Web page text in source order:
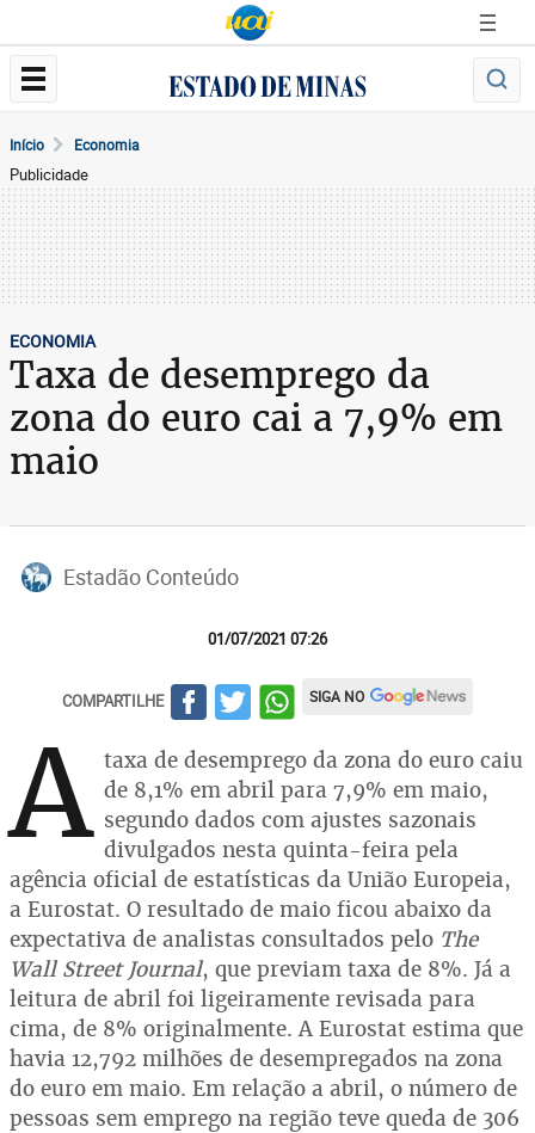
Início Economia
Publicidade
ECONOMIA
Taxa de desemprego da
zona do euro cai a 7,9% em
maio
Estadão Conteúdo
01/07/2021 07:26
COMPARTILHE SIGA NO
A taxa de desemprego da zona do euro caiu
de 8,1% em abril para 7,9% em maio,
segundo dados com ajustes sazonais
divulgados nesta quinta-feira pela
agência oficial de estatísticas da União Europeia,
a Eurostat. O resultado de maio ficou abaixo da
expectativa de analistas consultados pelo The
Wall Street Journal, que previam taxa de 8%. Já a
leitura de abril foi ligeiramente revisada para
cima, de 8% originalmente. A Eurostat estima que
havia 12,792 milhões de desempregados na zona
do euro em maio. Em relação a abril, o número de
pessoas sem emprego na região teve queda de 306